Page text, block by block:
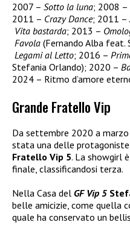
2007 – Sotto la luna; 2008 –
2011 – Crazy Dance; 2011 –
Vita bastarda; 2013 –
Favola (Fernando Alba
Legami al Letto; 2016 –
Stefania Orlando); 2020 –
2024 – Ritmo d’amore
Grande Fratello Vip
Da settembre 2020 a
stata una delle
Fratello Vip 5. La showgirl
finale, classificandosi terza.
Nella Casa del GF Vip 5
belle amicizie, come quella
quale ha conservato un